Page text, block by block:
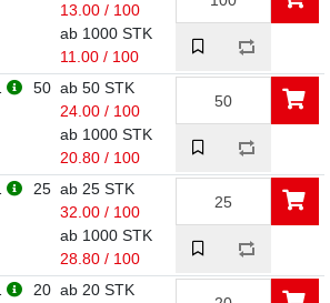
13.00 / 100
ab 1000 STK
11.00 / 100
50 ab 50 STK
24.00 / 100
ab 1000 STK
20.80 / 100
25 ab 25 STK
32.00 / 100
ab 1000 STK
28.80 / 100
20 ab 20 STK